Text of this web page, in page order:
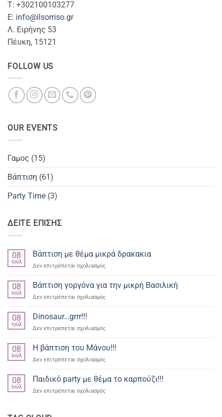
T: +302100103277
Ε: info@ilsorriso.gr
Λ. Ειρήνης 53
Πέυκη, 15121
FOLLOW US
OUR EVENTS
Γαμος (15)
Βάπτιση (61)
Party Time (3)
ΔΕΙΤΕ ΕΠΙΣΗΣ
08
Ιούλ
Βάπτιση με θέμα μικρά δρακακια
Δεν επιτρέπεται σχολιασμόςστο
θέμα
μικρά
08
Ιούλ
Βάπτιση γοργόνα για την μικρή Βασιλική
Δεν επιτρέπεται σχολιασμόςστο
την
Βασιλική
08
Ιούλ
Dinosaur…grrr!!!
Δεν επιτρέπεται σχολιασμόςστο
grrr!!!
08
Ιούλ
Η βάπτιση του Μάνου!!!
Δεν επιτρέπεται σχολιασμόςστο
Μάνου!!!
08
Ιούλ
Παιδικό party με θέμα το καρπούζι!!!
Δεν επιτρέπεται σχολιασμόςστο